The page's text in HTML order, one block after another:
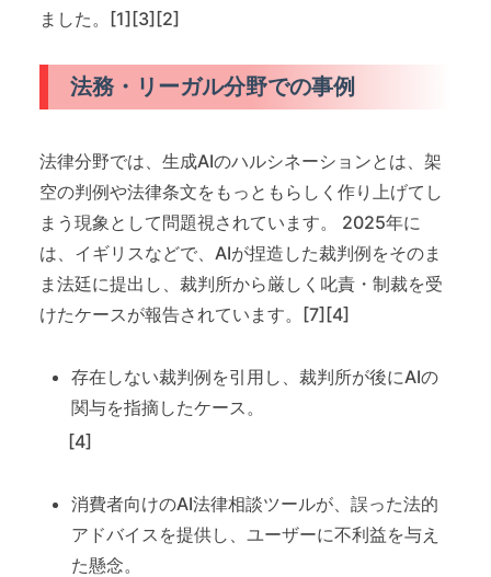
ました。[1][3][2]
法務・リーガル分野での事例
法律分野では、生成AIのハルシネーションとは、架
空の判例や法律条文をもっともらしく作り上げてし
まう現象として問題視されています。 2025年に
は、イギリスなどで、AIが捏造した裁判例をそのま
ま法廷に提出し、裁判所から厳しく叱責・制裁を受
けたケースが報告されています。[7][4]
存在しない裁判例を引用し、裁判所が後にAIの
関与を指摘したケース。
[4]
消費者向けのAI法律相談ツールが、誤った法的
アドバイスを提供し、ユーザーに不利益を与え
た懸念。